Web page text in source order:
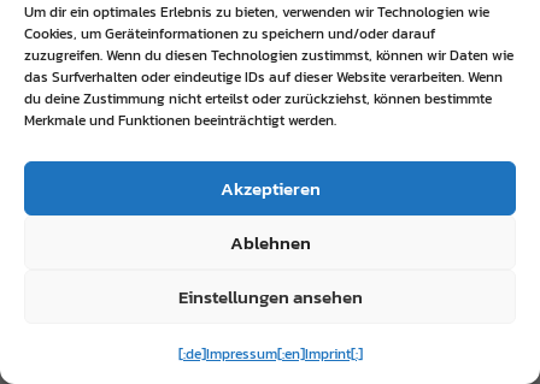
Um dir ein optimales Erlebnis zu bieten, verwenden wir Technologien wie
Cookies, um Geräteinformationen zu speichern und/oder darauf
zuzugreifen. Wenn du diesen Technologien zustimmst, können wir Daten wie
das Surfverhalten oder eindeutige IDs auf dieser Website verarbeiten. Wenn
du deine Zustimmung nicht erteilst oder zurückziehst, können bestimmte
Merkmale und Funktionen beeinträchtigt werden.
Akzeptieren
Ablehnen
Einstellungen ansehen
[:de]Impressum[:en]Imprint[:]